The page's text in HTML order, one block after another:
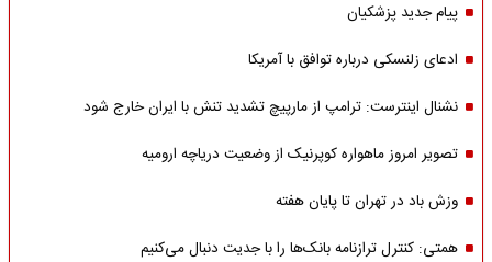
پیام جدید پزشکیان
ادعای زلنسکی درباره توافق با آمریکا
نشنال اینترست: ترامپ از مارپیچ تشدید تنش با ایران خارج شود
تصویر امروز ماهواره کوپرنیک از وضعیت دریاچه ارومیه
وزش باد در تهران تا پایان هفته
همتی: کنترل ترازنامه بانک‌ها را با جدیت دنبال می‌کنیم